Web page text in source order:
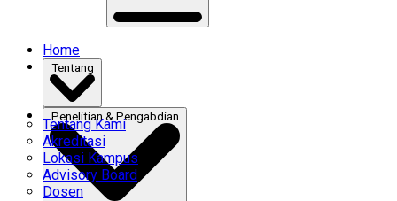
Home
Tentang Kami
Akreditasi
Lokasi Kampus
Advisory Board
Dosen